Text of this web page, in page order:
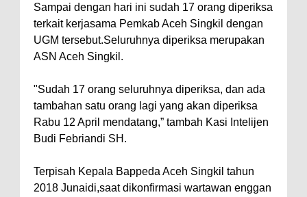
Sampai dengan hari ini sudah 17 orang diperiksa
terkait kerjasama Pemkab Aceh Singkil dengan
UGM tersebut.Seluruhnya diperiksa merupakan
ASN Aceh Singkil.
"Sudah 17 orang seluruhnya diperiksa, dan ada
tambahan satu orang lagi yang akan diperiksa
Rabu 12 April mendatang,” tambah Kasi Intelijen
Budi Febriandi SH.
Terpisah Kepala Bappeda Aceh Singkil tahun
2018 Junaidi,saat dikonfirmasi wartawan enggan